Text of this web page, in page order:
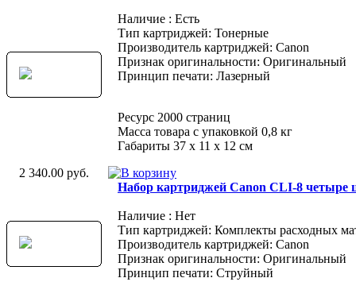
Наличие : Есть
Тип картриджей: Тонерные
Производитель картриджей: Canon
Признак оригинальности: Оригинальный
Принцип печати: Лазерный
Ресурс 2000 страниц
Масса товара с упаковкой 0,8 кг
Габариты 37 x 11 x 12 см
2 340.00 руб.
Набор картриджей Canon CLI-8 четыре
Наличие : Нет
Тип картриджей: Комплекты расходных
Производитель картриджей: Canon
Признак оригинальности: Оригинальный
Принцип печати: Струйный